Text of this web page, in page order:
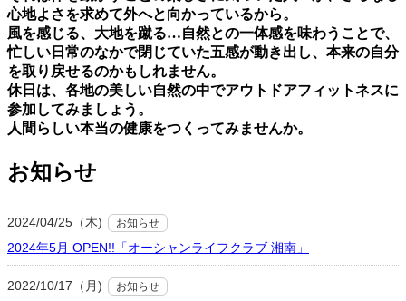
⼼地よさを求めて外へと向かっているから。
⾵を感じる、⼤地を蹴る…⾃然との⼀体感を味わうことで、
忙しい⽇常のなかで閉じていた五感が動き出し、本来の⾃分
を取り戻せるのかもしれません。
休⽇は、各地の美しい⾃然の中でアウトドアフィットネスに
参加してみましょう。
⼈間らしい本当の健康をつくってみませんか。
お知らせ
2024/04/25（木) お知らせ
2024年5月 OPEN!!「オーシャンライフクラブ 湘南」
2022/10/17（月) お知らせ